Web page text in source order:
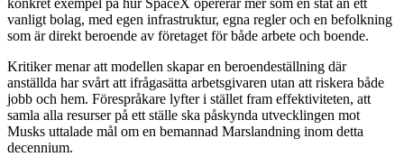
konkret exempel på hur SpaceX opererar mer som en stat än ett
vanligt bolag, med egen infrastruktur, egna regler och en befolkning
som är direkt beroende av företaget för både arbete och boende.
Kritiker menar att modellen skapar en beroendeställning där
anställda har svårt att ifrågasätta arbetsgivaren utan att riskera både
jobb och hem. Förespråkare lyfter i stället fram effektiviteten, att
samla alla resurser på ett ställe ska påskynda utvecklingen mot
Musks uttalade mål om en bemannad Marslandning inom detta
decennium.